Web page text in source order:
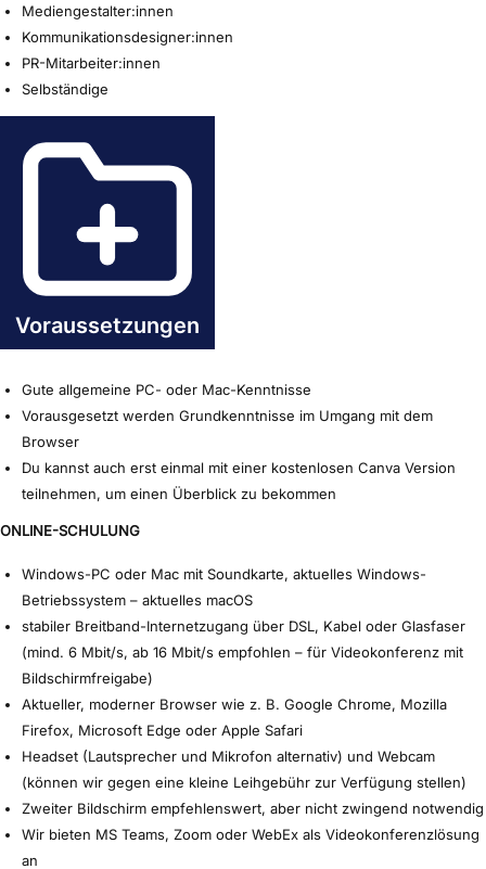
Mediengestalter:innen
Kommunikationsdesigner:innen
PR-Mitarbeiter:innen
Selbständige
Voraussetzungen
Gute allgemeine PC- oder Mac-Kenntnisse
Vorausgesetzt werden Grundkenntnisse im Umgang mit dem
Browser
Du kannst auch erst einmal mit einer kostenlosen Canva Version
teilnehmen, um einen Überblick zu bekommen
ONLINE-SCHULUNG
Windows-PC oder Mac mit Soundkarte, aktuelles Windows-
Betriebssystem – aktuelles macOS
stabiler Breitband-Internetzugang über DSL, Kabel oder Glasfaser
(mind. 6 Mbit/s, ab 16 Mbit/s empfohlen – für Videokonferenz mit
Bildschirmfreigabe)
Aktueller, moderner Browser wie z. B. Google Chrome, Mozilla
Firefox, Microsoft Edge oder Apple Safari
Headset (Lautsprecher und Mikrofon alternativ) und Webcam
(können wir gegen eine kleine Leihgebühr zur Verfügung stellen)
Zweiter Bildschirm empfehlenswert, aber nicht zwingend notwendig
Wir bieten MS Teams, Zoom oder WebEx als Videokonferenzlösung
an